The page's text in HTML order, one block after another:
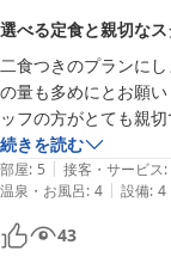
しかしながら、日
かずにお客様に行
たこと、大変心苦
めいただいたにもか
ざいませんでした。
今後はどのような状
よう、人員配置の工
選べる定食と親切な
二食つきのプランに
の量も多めにとお願
ッフの方がとても親
続きを読む
部屋: 5 | 接客・サービス:
温泉・お風呂: 4 | 設備: 4
43